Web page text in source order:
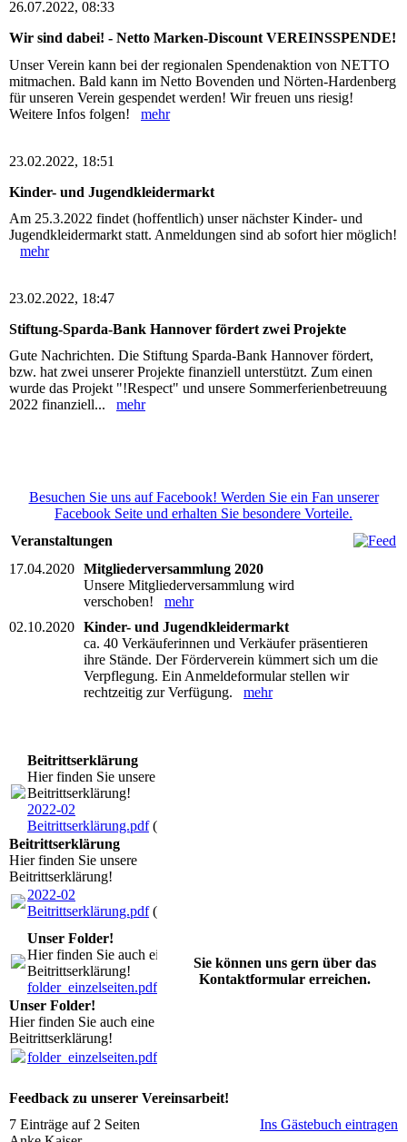
26.07.2022, 08:33
Wir sind dabei! - Netto Marken-Discount VEREINSSPENDE!
Unser Verein kann bei der regionalen Spendenaktion von NETTO
mitmachen. Bald kann im Netto Bovenden und Nörten-Hardenberg
für unseren Verein gespendet werden! Wir freuen uns riesig!
Weitere Infos folgen! mehr
23.02.2022, 18:51
Kinder- und Jugendkleidermarkt
Am 25.3.2022 findet (hoffentlich) unser nächster Kinder- und
Jugendkleidermarkt statt. Anmeldungen sind ab sofort hier möglich!
mehr
23.02.2022, 18:47
Stiftung-Sparda-Bank Hannover fördert zwei Projekte
Gute Nachrichten. Die Stiftung Sparda-Bank Hannover fördert,
bzw. hat zwei unserer Projekte finanziell unterstützt. Zum einen
wurde das Projekt "!Respect" und unsere Sommerferienbetreuung
2022 finanziell... mehr
Besuchen Sie uns auf Facebook! Werden Sie ein Fan unserer
Facebook Seite und erhalten Sie besondere Vorteile.
Veranstaltungen
17.04.2020 Mitgliederversammlung 2020
Unsere Mitgliederversammlung wird
verschoben! mehr
02.10.2020 Kinder- und Jugendkleidermarkt
ca. 40 Verkäuferinnen und Verkäufer präsentieren
ihre Stände. Der Förderverein kümmert sich um die
Verpflegung. Ein Anmeldeformular stellen wir
rechtzeitig zur Verfügung. mehr
Beitrittserklärung
Hier finden Sie unsere
Beitrittserklärung!
2022-02
Beitrittserklärung.pdf(123.6KB)
Beitrittserklärung
Hier finden Sie unsere
Beitrittserklärung!
2022-02
Beitrittserklärung.pdf(123.6KB)
Unser Folder!
Hier finden Sie auch eine
Beitrittserklärung!
folder_einzelseiten.pdf (1.86MB)
Unser Folder!
Hier finden Sie auch eine
Beitrittserklärung!
folder_einzelseiten.pdf
Sie können uns gern über das
Kontaktformular erreichen.
Feedback zu unserer Vereinsarbeit!
7 Einträge auf 2 Seiten
Ins Gästebuch eintragen